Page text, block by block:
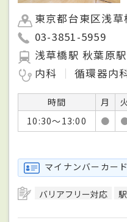
東京都台東区浅
03-3851-5959
浅草橋駅 秋葉原
内科
循環器内
時間 月
10:30～13:00
●
マイナンバーカー
バリアフリー対応